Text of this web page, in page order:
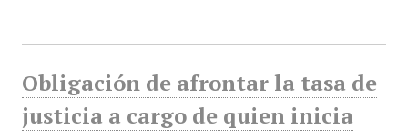
Obligación de afrontar la tasa de
justicia a cargo de quien inicia